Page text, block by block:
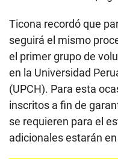
Ticona recordó que
seguirá el mismo
el primer grupo de
en la Universidad
(UPCH). Para esta
inscritos a fin de
se requieren para el
adicionales estarán